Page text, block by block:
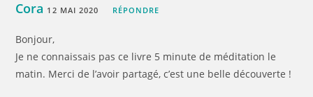
Cora 12 MAI 2020 RÉPONDRE
Bonjour,
Je ne connaissais pas ce livre 5 minute de méditation le
matin. Merci de l’avoir partagé, c’est une belle découverte !